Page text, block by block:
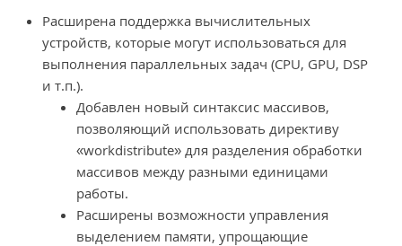
Расширена поддержка вычислительных
устройств, которые могут использоваться для
выполнения параллельных задач (CPU, GPU, DSP
и т.п.).
Добавлен новый синтаксис массивов,
позволяющий использовать директиву
«workdistribute» для разделения обработки
массивов между разными единицами
работы.
Расширены возможности управления
выделением памяти, упрощающие